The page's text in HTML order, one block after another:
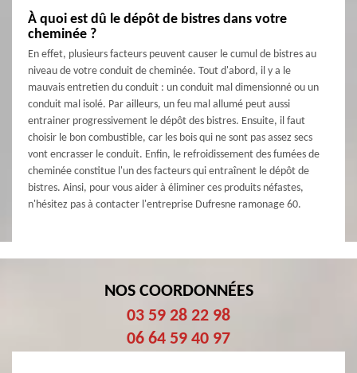
À quoi est dû le dépôt de bistres dans votre
cheminée ?
En effet, plusieurs facteurs peuvent causer le cumul de bistres au
niveau de votre conduit de cheminée. Tout d'abord, il y a le
mauvais entretien du conduit : un conduit mal dimensionné ou un
conduit mal isolé. Par ailleurs, un feu mal allumé peut aussi
entrainer progressivement le dépôt des bistres. Ensuite, il faut
choisir le bon combustible, car les bois qui ne sont pas assez secs
vont encrasser le conduit. Enfin, le refroidissement des fumées de
cheminée constitue l'un des facteurs qui entraînent le dépôt de
bistres. Ainsi, pour vous aider à éliminer ces produits néfastes,
n'hésitez pas à contacter l'entreprise Dufresne ramonage 60.
NOS COORDONNÉES
03 59 28 22 98
06 64 59 40 97